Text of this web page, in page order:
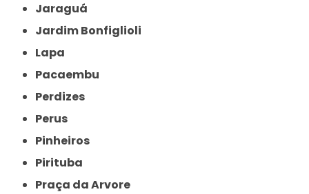
Jaraguá
Jardim Bonfiglioli
Lapa
Pacaembu
Perdizes
Perus
Pinheiros
Pirituba
Praça da Arvore